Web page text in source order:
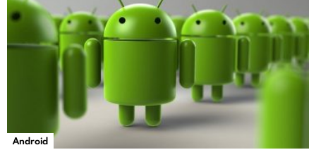
Android